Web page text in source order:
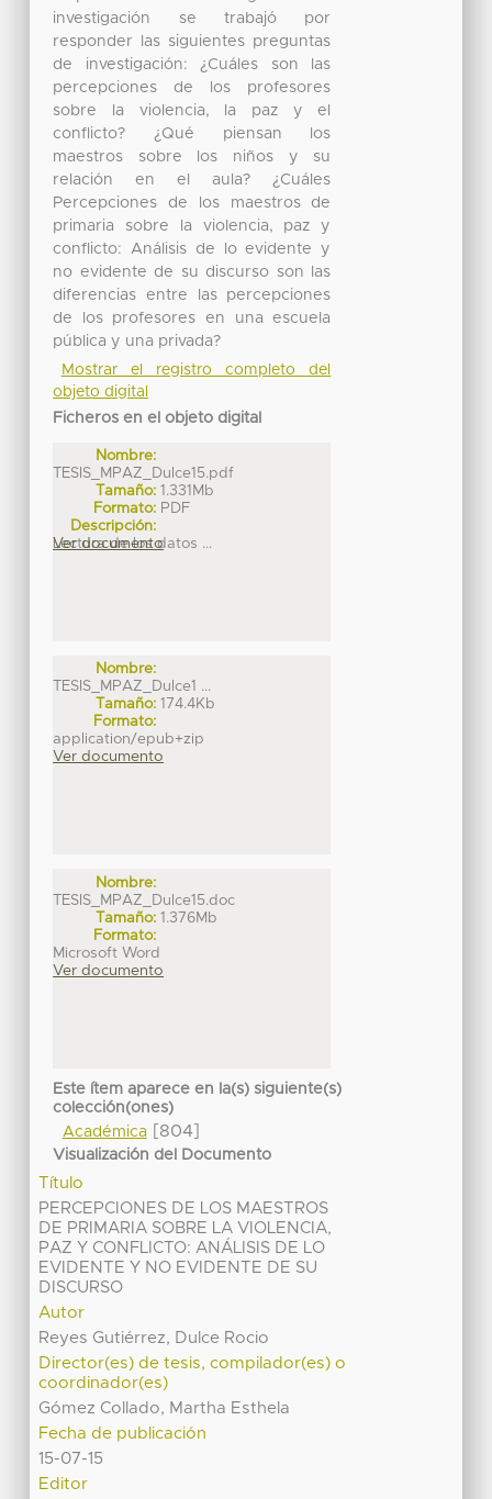
investigación se trabajó por
responder las siguientes preguntas
de investigación: ¿Cuáles son las
percepciones de los profesores
sobre la violencia, la paz y el
conflicto? ¿Qué piensan los
maestros sobre los niños y su
relación en el aula? ¿Cuáles
Percepciones de los maestros de
primaria sobre la violencia, paz y
conflicto: Análisis de lo evidente y
no evidente de su discurso son las
diferencias entre las percepciones
de los profesores en una escuela
pública y una privada?
Mostrar el registro completo del
objeto digital
Ficheros en el objeto digital
Nombre:
TESIS_MPAZ_Dulce15.pdf
Tamaño: 1.331Mb
Formato: PDF
Descripción:
Lectura de los datos ...
Ver documento
Nombre:
TESIS_MPAZ_Dulce1 ...
Tamaño: 174.4Kb
Formato:
application/epub+zip
Ver documento
Nombre:
TESIS_MPAZ_Dulce15.doc
Tamaño: 1.376Mb
Formato:
Microsoft Word
Ver documento
Este ítem aparece en la(s) siguiente(s)
colección(ones)
Académica[804]
Visualización del Documento
Título
PERCEPCIONES DE LOS MAESTROS
DE PRIMARIA SOBRE LA VIOLENCIA,
PAZ Y CONFLICTO: ANÁLISIS DE LO
EVIDENTE Y NO EVIDENTE DE SU
DISCURSO
Autor
Reyes Gutiérrez, Dulce Rocio
Director(es) de tesis, compilador(es) o
coordinador(es)
Gómez Collado, Martha Esthela
Fecha de publicación
15-07-15
Editor